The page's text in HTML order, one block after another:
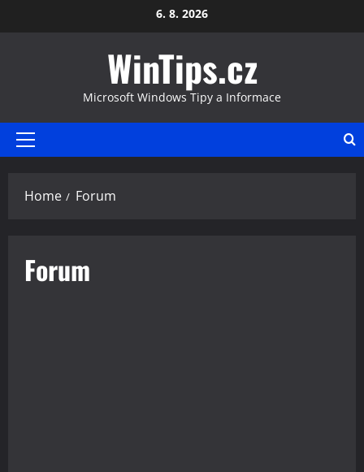
to
6. 8. 2026
WinTips.cz
Microsoft Windows Tipy a Informace
Primary
Home Forum
Forum